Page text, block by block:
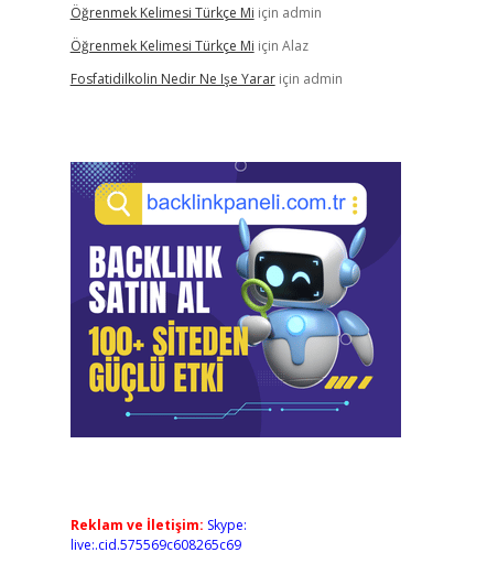
Öğrenmek Kelimesi Türkçe Mi için admin
Öğrenmek Kelimesi Türkçe Mi için Alaz
Fosfatidilkolin Nedir Ne Işe Yarariçin admin
Reklam ve İletişim: Skype:
live:.cid.575569c608265c69